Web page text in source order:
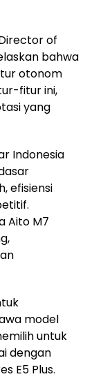
of
bahwa
otonom
fitur ini,
yang
Indonesia
efisiensi
Aito M7
model
untuk
dengan
E5 Plus.